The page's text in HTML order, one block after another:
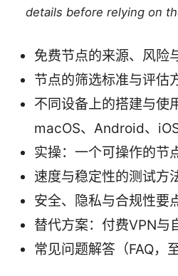
details before relying on
免费节点的来源、风险
节点的筛选标准与评估
不同设备上的搭建与使
macOS、Android、iOS
实操：一个可操作的节
速度与稳定性的测试方
安全、隐私与合规性要
替代方案：付费VPN与
常见问题解答（FAQ，